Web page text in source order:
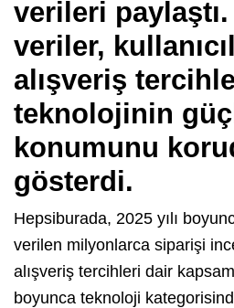
verileri paylaştı.
veriler,
alışveriş
teknolojinin
konumunu
gösterdi.
Hepsiburada, 2025 yılı
verilen milyonlarca siparişi
alışveriş tercihleri dair
boyunca teknoloji